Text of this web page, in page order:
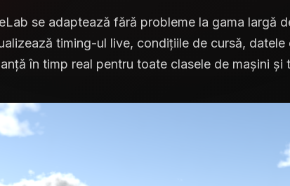
se adaptează fără probleme la gama largă
timing-ul live, condițiile de cursă, datele
în timp real pentru toate clasele de mașini și